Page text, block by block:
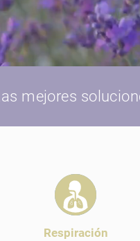
mejores
Respiración